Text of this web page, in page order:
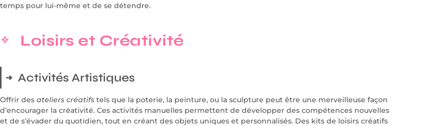
temps pour lui-même et de se détendre.
Loisirs et Créativité
Activités Artistiques
Offrir des ateliers créatifs tels que la poterie, la peinture, ou la sculpture peut être une merveilleuse façon
d’encourager la créativité. Ces activités manuelles permettent de développer des compétences nouvelles
et de s’évader du quotidien, tout en créant des objets uniques et personnalisés. Des kits de loisirs créatifs